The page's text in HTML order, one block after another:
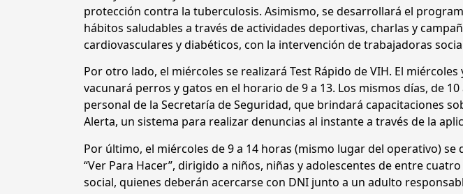
protección contra la tuberculosis. Asimismo, se desarrollará el
hábitos saludables a través de actividades deportivas, charlas y
cardiovasculares y diabéticos, con la intervención de trabajadoras
Por otro lado, el miércoles se realizará Test Rápido de VIH. El
vacunará perros y gatos en el horario de 9 a 13. Los mismos días, de
personal de la Secretaría de Seguridad, que brindará capacitaciones
Alerta, un sistema para realizar denuncias al instante a través de la
Por último, el miércoles de 9 a 14 horas (mismo lugar del operativo)
“Ver Para Hacer”, dirigido a niños, niñas y adolescentes de entre
social, quienes deberán acercarse con DNI junto a un adulto